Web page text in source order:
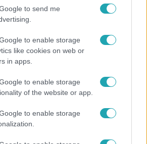
to send me
to enable storage
like cookies on web or
in apps.
to enable storage
of the website or app.
to enable storage